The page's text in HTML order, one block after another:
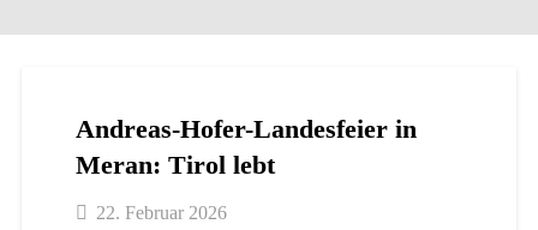
Andreas-Hofer-Landesfeier in
Meran: Tirol lebt
22. Februar 2026